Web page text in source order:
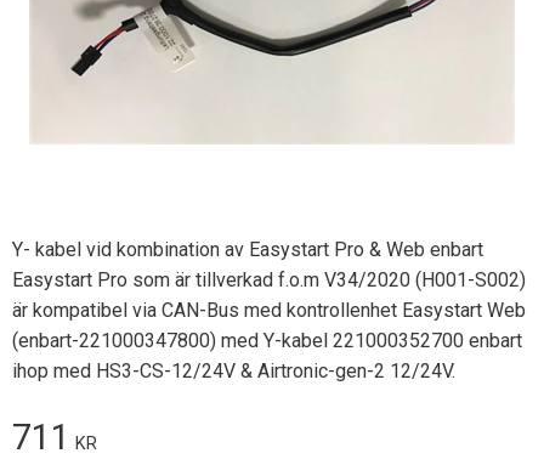
Y- kabel vid kombination av Easystart Pro & Web enbart
Easystart Pro som är tillverkad f.o.m V34/2020 (H001-S002)
är kompatibel via CAN-Bus med kontrollenhet Easystart Web
(enbart-221000347800) med Y-kabel 221000352700 enbart
ihop med HS3-CS-12/24V & Airtronic-gen-2 12/24V.
711 KR